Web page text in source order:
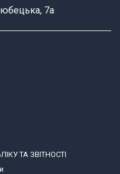
7а
ТА ЗВІТНОСТІ